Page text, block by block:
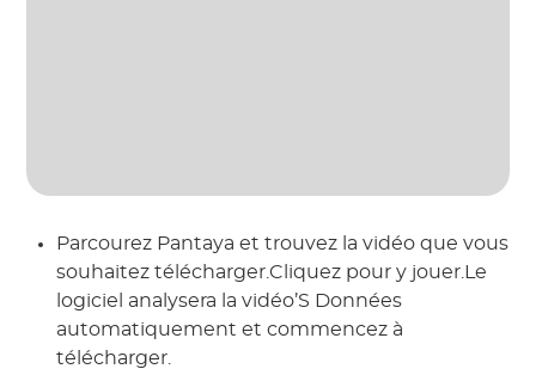
Parcourez Pantaya et trouvez la vidéo que vous
souhaitez télécharger.Cliquez pour y jouer.Le
logiciel analysera la vidéo’S Données
automatiquement et commencez à
télécharger.